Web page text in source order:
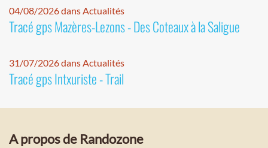
04/08/2026 dans Actualités
Tracé gps Mazères-Lezons - Des Coteaux à la Saligue
31/07/2026 dans Actualités
Tracé gps Intxuriste - Trail
A propos de Randozone